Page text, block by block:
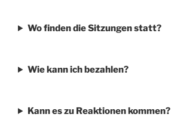
Wo finden die Sitzungen statt?
Wie kann ich bezahlen?
Kann es zu Reaktionen kommen?